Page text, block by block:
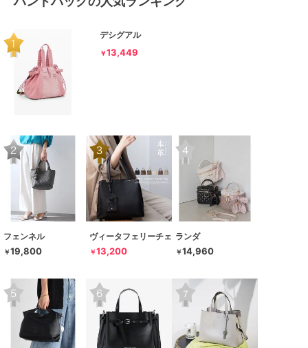
デシグアル
￥13,449
フェンネル
￥19,800
ヴィータフェリーチェ
￥13,200
ランダ
￥14,960